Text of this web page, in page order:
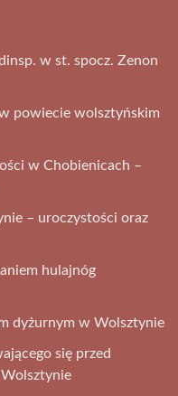
w st. spocz. Zenon
powiecie wolsztyńskim
w Chobienicach –
– uroczystości oraz
hulajnóg
dyżurnym w Wolsztynie
się przed